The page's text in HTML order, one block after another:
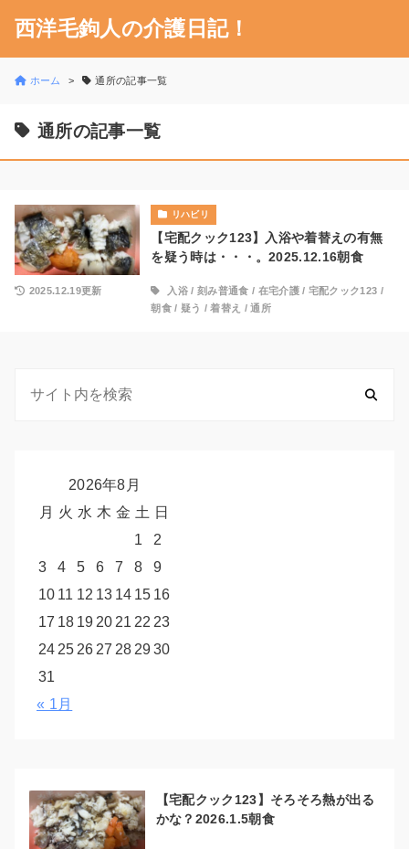
西洋毛鉤人の介護日記！
ホーム 通所の記事一覧
通所の記事一覧
リハビリ
【宅配クック123】入浴や着替えの有無
を疑う時は・・・。2025.12.16朝食
2025.12.19更新 入浴 / 刻み普通食 / 在宅介護/ 宅配クック123 /
朝食/ 疑う /着替え /通所
2026年8月
月 火 水 木 金 土 日
1
2
3
4 5 6 7 8
9
10 11 12 13 14 15 16
17 18 19 20 21 22 23
24 25 26 27 28 2930
31
« 1月
【宅配クック123】そろそろ熱が出る
かな？2026.1.5朝食